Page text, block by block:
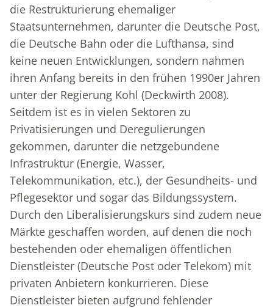
die Restrukturierung ehemaliger
Staatsunternehmen, darunter die Deutsche Post,
die Deutsche Bahn oder die Lufthansa, sind
keine neuen Entwicklungen, sondern nahmen
ihren Anfang bereits in den frühen 1990er Jahren
unter der Regierung Kohl (Deckwirth 2008).
Seitdem ist es in vielen Sektoren zu
Privatisierungen und Deregulierungen
gekommen, darunter die netzgebundene
Infrastruktur (Energie, Wasser,
Telekommunikation, etc.), der Gesundheits- und
Pflegesektor und sogar das Bildungssystem.
Durch den Liberalisierungskurs sind zudem neue
Märkte geschaffen worden, auf denen die noch
bestehenden oder ehemaligen öffentlichen
Dienstleister (Deutsche Post oder Telekom) mit
privaten Anbietern konkurrieren. Diese
Dienstleister bieten aufgrund fehlender